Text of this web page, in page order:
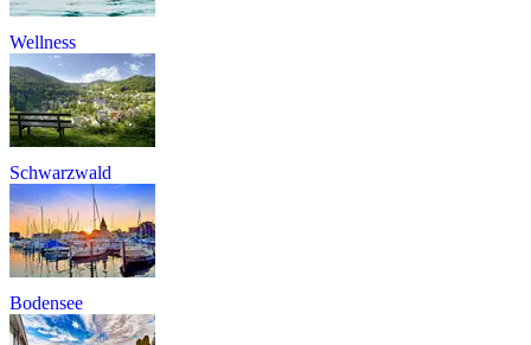
Wellness
Schwarzwald
Bodensee